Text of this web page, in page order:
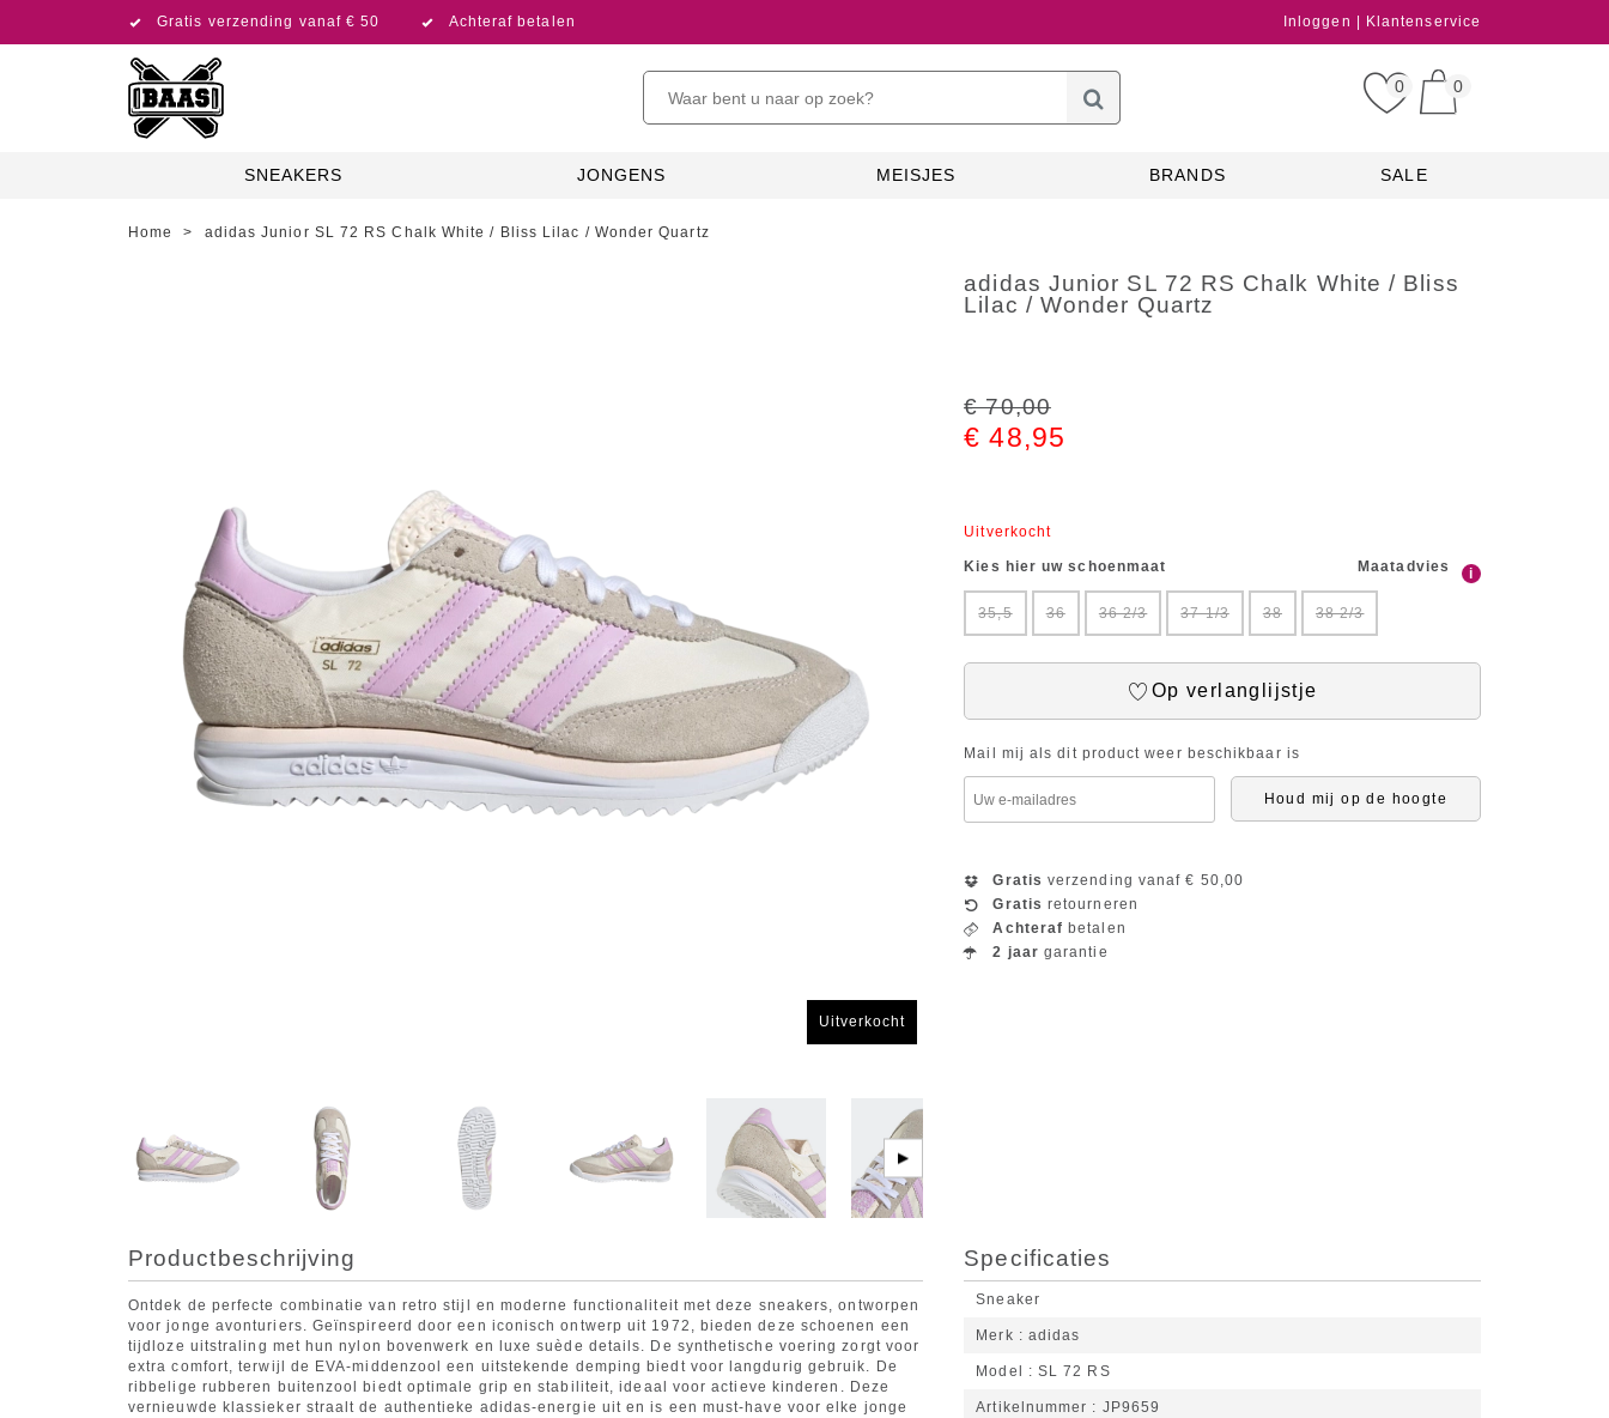
Gratis verzending vanaf € 50 Achteraf betalen Inloggen Klantenservice
0 0
SNEAKERS JONGENS MEISJES BRANDS SALE
Home > adidas Junior SL 72 RS Chalk White / Bliss Lilac / Wonder Quartz
Uitverkocht
▶
adidas Junior SL 72 RS Chalk White / Bliss
Lilac / Wonder Quartz
€ 70,00
€ 48,95
Uitverkocht
Kies hier uw schoenmaat Maatadvies i
35,5 36 36 2/3 37 1/3 38 38 2/3
Op verlanglijstje
Mail mij als dit product weer beschikbaar is
Houd mij op de hoogte
Gratis verzending vanaf € 50,00
Gratis retourneren
Achteraf betalen
2 jaar garantie
Productbeschrijving
Ontdek de perfecte combinatie van retro stijl en moderne functionaliteit met deze sneakers, ontworpen
voor jonge avonturiers. Geïnspireerd door een iconisch ontwerp uit 1972, bieden deze schoenen een
tijdloze uitstraling met hun nylon bovenwerk en luxe suède details. De synthetische voering zorgt voor
extra comfort, terwijl de EVA-middenzool een uitstekende demping biedt voor langdurig gebruik. De
ribbelige rubberen buitenzool biedt optimale grip en stabiliteit, ideaal voor actieve kinderen. Deze
vernieuwde klassieker straalt de authentieke adidas-energie uit en is een must-have voor elke jonge
Specificaties
Sneaker
Merk adidas
Model SL 72 RS
Artikelnummer JP9659